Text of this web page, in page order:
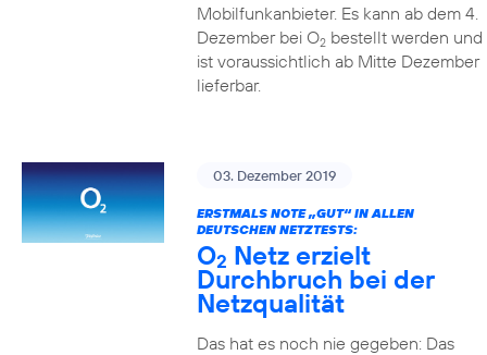
Mobilfunkanbieter. Es kann ab dem 4.
Dezember bei O2bestellt werden und
ist voraussichtlich ab Mitte Dezember
lieferbar.
03. Dezember 2019
ERSTMALS NOTE „GUT“ IN ALLEN
DEUTSCHEN NETZTESTS:
O2 Netz erzielt
Durchbruch bei der
Netzqualität
Das hat es noch nie gegeben: Das